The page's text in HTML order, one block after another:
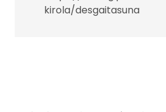
kirola/desgaitasuna